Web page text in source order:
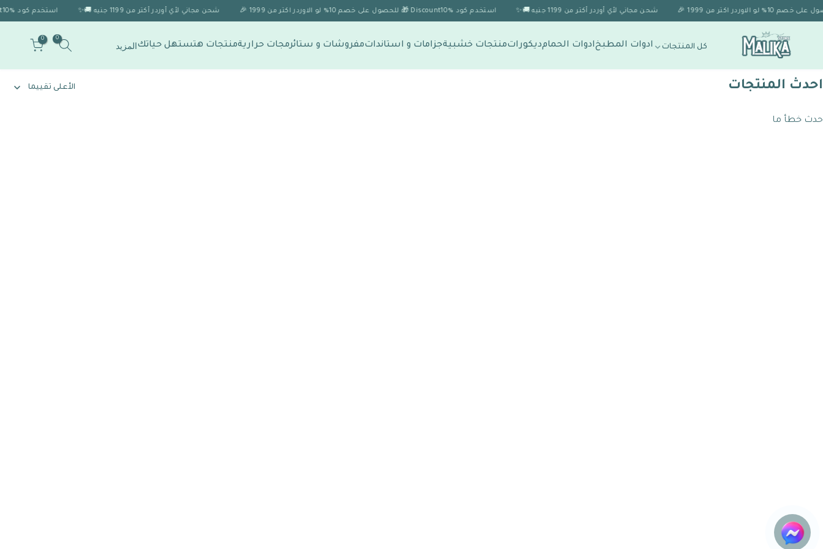
استخدم كود Discount10% 🎁 للحصول على خصم 10% لو الاوردر اكتر من 1999 🎉 شحن مجاني لأي أوردر أكتر من 1199 جنيه 🚚✨ استخدم كود Discount10% 🎁 للحصول على خصم 10% لو الاوردر اكتر من 1999 🎉 شحن مجاني لأي أوردر أكتر من 1199 جنيه 🚚✨
كل المنتجات ادوات المطبخادوات الحمامديكوراتمنتجات خشبيةجزامات و استانداتمفروشات و ستائرمجات حراريةمنتجات هتستهل حياتكالمزيد
0
0
احدث المنتجات الأعلى تقييما
حدث خطأ ما